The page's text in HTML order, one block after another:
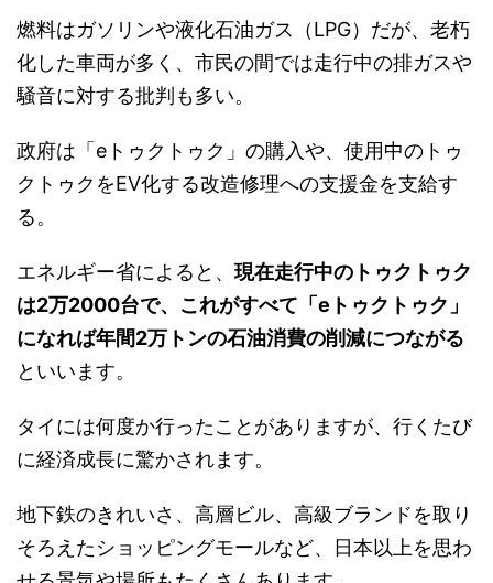
燃料はガソリンや液化石油ガス（LPG）だが、老朽
化した車両が多く、市民の間では走行中の排ガスや
騒音に対する批判も多い。
政府は「eトゥクトゥク」の購入や、使用中のトゥ
クトゥクをEV化する改造修理への支援金を支給す
る。
エネルギー省によると、 現在走行中のトゥクトゥク
は2万2000台で、これがすべて「eトゥクトゥク」
になれば年間2万トンの石油消費の削減につながる
といいます。
タイには何度か行ったことがありますが、行くたび
に経済成長に驚かされます。
地下鉄のきれいさ、高層ビル、高級ブランドを取り
そろえたショッピングモールなど、日本以上を思わ